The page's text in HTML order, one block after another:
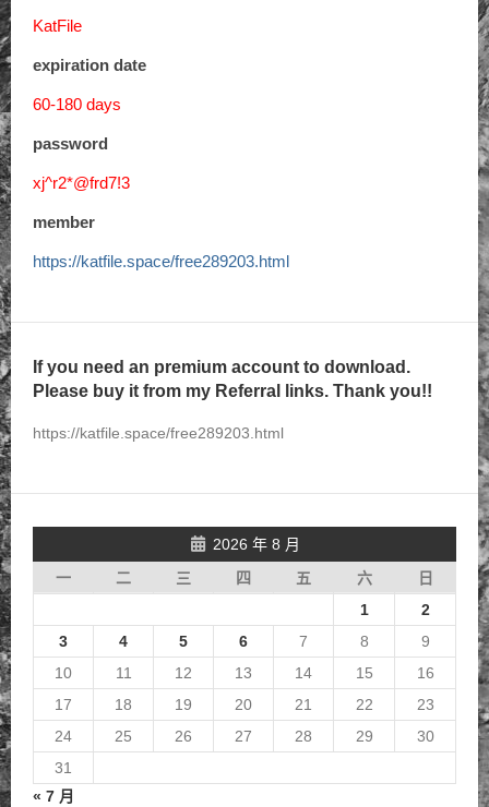
KatFile
expiration date
60-180 days
password
xj^r2*@frd7!3
member
https://katfile.space/free289203.html
If you need an premium account to download.
Please buy it from my Referral links. Thank you!!
https://katfile.space/free289203.html
2026 年 8 月
一
二 三 四 五 六
日
1
2
3
4 5 6 7 8
9
10
11 12 13 14 15
16
17
18 19 20 21 22
23
24
25 26 27 28 29
30
31
« 7 月